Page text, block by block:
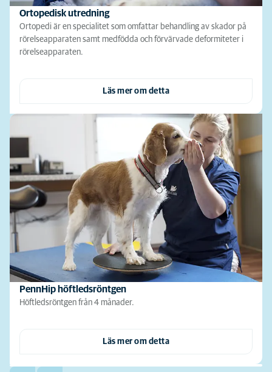
Ortopedisk utredning
Ortopedi är en specialitet som omfattar behandling av skador på
rörelseapparaten samt medfödda och förvärvade deformiteter i
rörelseapparaten.
Läs mer om detta
PennHip höftledsröntgen
Höftledsröntgen från 4 månader.
Läs mer om detta